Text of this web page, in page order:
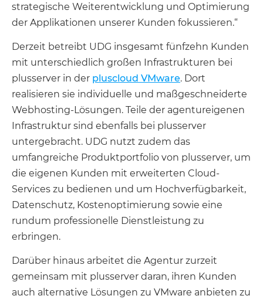
strategische Weiterentwicklung und Optimierung
der Applikationen unserer Kunden fokussieren.“
Derzeit betreibt UDG insgesamt fünfzehn Kunden
mit unterschiedlich großen Infrastrukturen bei
plusserver in der pluscloud VMware. Dort
realisieren sie individuelle und maßgeschneiderte
Webhosting-Lösungen. Teile der agentureigenen
Infrastruktur sind ebenfalls bei plusserver
untergebracht. UDG nutzt zudem das
umfangreiche Produktportfolio von plusserver, um
die eigenen Kunden mit erweiterten Cloud-
Services zu bedienen und um Hochverfügbarkeit,
Datenschutz, Kostenoptimierung sowie eine
rundum professionelle Dienstleistung zu
erbringen.
Darüber hinaus arbeitet die Agentur zurzeit
gemeinsam mit plusserver daran, ihren Kunden
auch alternative Lösungen zu VMware anbieten zu